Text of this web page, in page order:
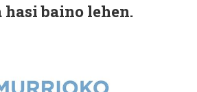
baino lehen.